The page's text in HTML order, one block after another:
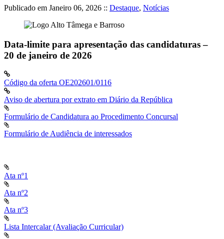
Publicado em Janeiro 06, 2026 :: Destaque, Notícias
Data-limite para apresentação das candidaturas –
20 de janeiro de 2026
Código da oferta OE202601/0116
Aviso de abertura por extrato em Diário da República
Formulário de Candidatura ao Procedimento Concursal
Formulário de Audiência de interessados
Ata nº1
Ata nº2
Ata nº3
Lista Intercalar (Avaliação Curricular)